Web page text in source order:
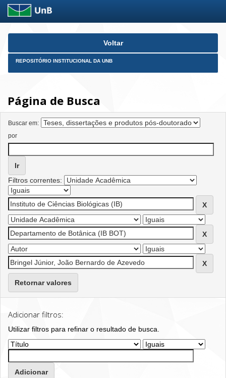
Skip
Voltar
REPOSITÓRIO INSTITUCIONAL DA UNB
Página de Busca
Buscar em:
por
Filtros correntes:
Retornar valores
Adicionar filtros:
Utilizar filtros para refinar o resultado de busca.